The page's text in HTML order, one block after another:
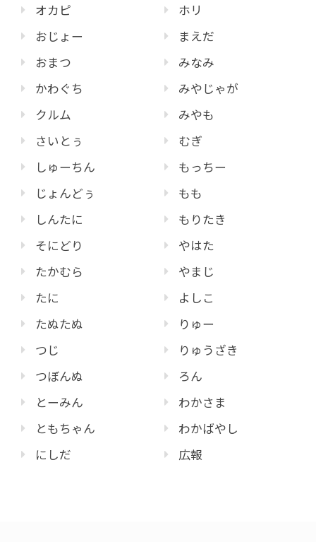
オカピ
おじょー
おまつ
かわぐち
クルム
さいとぅ
しゅーちん
じょんどぅ
しんたに
そにどり
たかむら
たに
たぬたぬ
つじ
つぼんぬ
とーみん
ともちゃん
にしだ
ホリ
まえだ
みなみ
みやじゃが
みやも
むぎ
もっちー
もも
もりたき
やはた
やまじ
よしこ
りゅー
りゅうざき
ろん
わかさま
わかばやし
広報